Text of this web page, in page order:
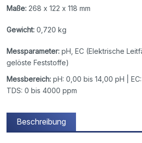
Maße: 268 x 122 x 118 mm
Gewicht: 0,720 kg
Messparameter: pH, EC (Elektrische
gelöste Feststoffe)
Messbereich: pH: 0,00 bis 14,00 pH |
TDS: 0 bis 4000 ppm
Beschreibung